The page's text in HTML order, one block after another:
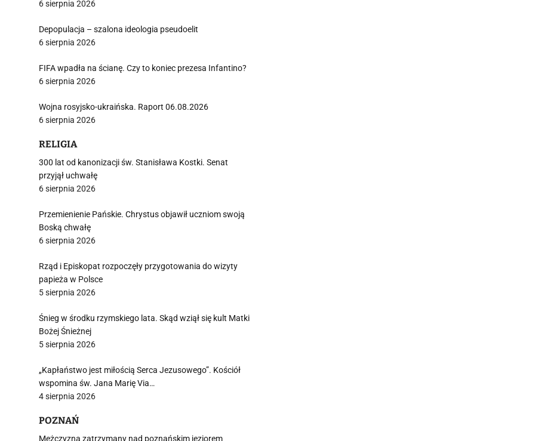
6 sierpnia 2026
Depopulacja – szalona ideologia pseudoelit
6 sierpnia 2026
FIFA wpadła na ścianę. Czy to koniec prezesa Infantino?
6 sierpnia 2026
Wojna rosyjsko-ukraińska. Raport 06.08.2026
6 sierpnia 2026
RELIGIA
300 lat od kanonizacji św. Stanisława Kostki. Senat
przyjął uchwałę
6 sierpnia 2026
Przemienienie Pańskie. Chrystus objawił uczniom swoją
Boską chwałę
6 sierpnia 2026
Rząd i Episkopat rozpoczęły przygotowania do wizyty
papieża w Polsce
5 sierpnia 2026
Śnieg w środku rzymskiego lata. Skąd wziął się kult Matki
Bożej Śnieżnej
5 sierpnia 2026
„Kapłaństwo jest miłością Serca Jezusowego”. Kościół
wspomina św. Jana Marię Via…
4 sierpnia 2026
POZNAŃ
Mężczyzna zatrzymany nad poznańskim jeziorem